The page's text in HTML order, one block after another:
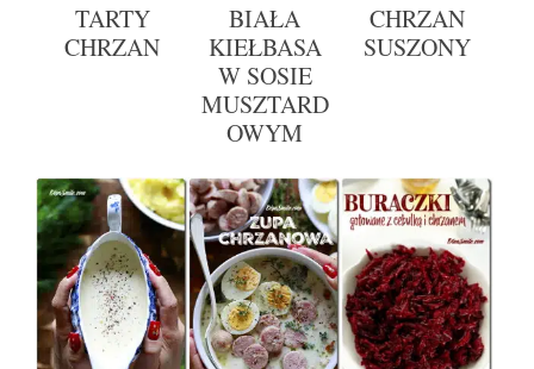
TARTY
CHRZAN
BIAŁA
KIEŁBASA
W SOSIE
MUSZTARD
OWYM
CHRZAN
SUSZONY